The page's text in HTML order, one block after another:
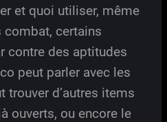
et quoi utiliser, même
combat, certains
contre des aptitudes
peut parler avec les
trouver d’autres items
ouverts, ou encore le